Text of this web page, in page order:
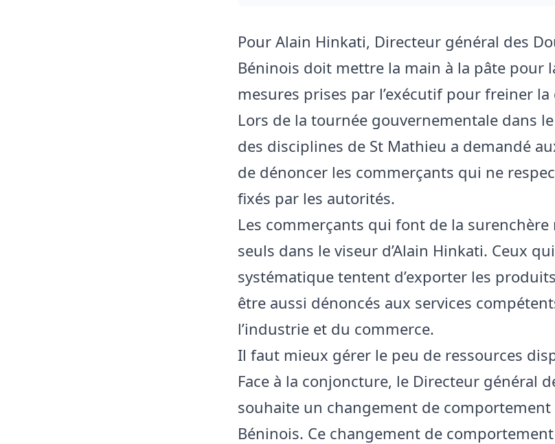
Pour Alain Hinkati, Directeur général des
Béninois doit mettre la main à la pâte pour
mesures prises par l’exécutif pour freiner
Lors de la tournée gouvernementale dans
des disciplines de St Mathieu a demandé
de dénoncer les commerçants qui ne
fixés par les autorités.
Les commerçants qui font de la surenchère
seuls dans le viseur d’Alain Hinkati. Ceux
systématique tentent d’exporter les
être aussi dénoncés aux services
l’industrie et du commerce.
Il faut mieux gérer le peu de ressources
Face à la conjoncture, le Directeur général
souhaite un changement de comportement
Béninois. Ce changement de